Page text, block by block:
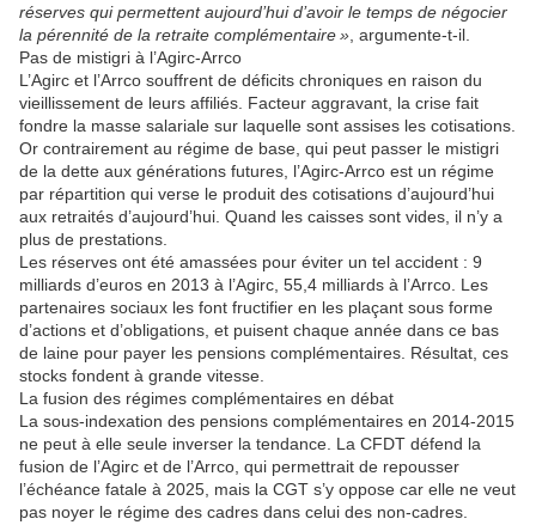
réserves qui permettent aujourd’hui d’avoir le temps de négocier
la pérennité de la retraite complémentaire » , argumente-t-il.
Pas de mistigri à l’Agirc-Arrco
L’Agirc et l’Arrco souffrent de déficits chroniques en raison du
vieillissement de leurs affiliés. Facteur aggravant, la crise fait
fondre la masse salariale sur laquelle sont assises les cotisations.
Or contrairement au régime de base, qui peut passer le mistigri
de la dette aux générations futures, l’Agirc-Arrco est un régime
par répartition qui verse le produit des cotisations d’aujourd’hui
aux retraités d’aujourd’hui. Quand les caisses sont vides, il n’y a
plus de prestations.
Les réserves ont été amassées pour éviter un tel accident : 9
milliards d’euros en 2013 à l’Agirc, 55,4 milliards à l’Arrco. Les
partenaires sociaux les font fructifier en les plaçant sous forme
d’actions et d’obligations, et puisent chaque année dans ce bas
de laine pour payer les pensions complémentaires. Résultat, ces
stocks fondent à grande vitesse.
La fusion des régimes complémentaires en débat
La sous-indexation des pensions complémentaires en 2014-2015
ne peut à elle seule inverser la tendance. La CFDT défend la
fusion de l’Agirc et de l’Arrco, qui permettrait de repousser
l’échéance fatale à 2025, mais la CGT s’y oppose car elle ne veut
pas noyer le régime des cadres dans celui des non-cadres.